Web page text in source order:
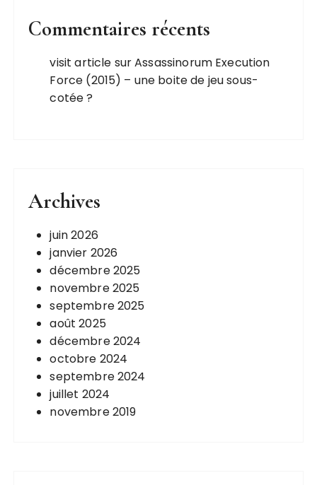
Commentaires récents
visit article surAssassinorum Execution
Force (2015) – une boite de jeu sous-
cotée ?
Archives
juin 2026
janvier 2026
décembre 2025
novembre 2025
septembre 2025
août 2025
décembre 2024
octobre 2024
septembre 2024
juillet 2024
novembre 2019